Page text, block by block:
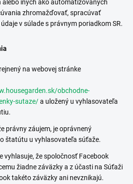
iných ako automatizovaných
zhromažďovať, spracúvať
v súlade s právnym poriadkom SR.
na webovej stránke
obchodne-
sutaze/a uložený u vyhlasovateľa
právny záujem, je oprávnený
štatútu u vyhlasovateľa súťaže.
vyhlasuje, že spoločnosť Facebook
žiadne záväzky a z účasti na Súťaži
takéto záväzky ani nevznikajú.